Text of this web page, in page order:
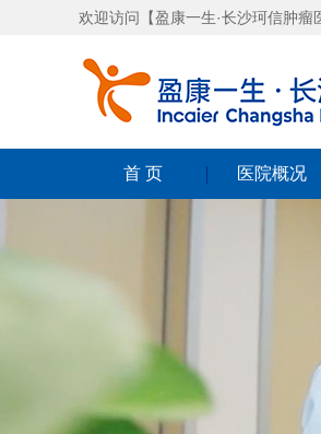
欢迎访问【盈康一生·长沙珂信肿瘤
首 页 医院概况